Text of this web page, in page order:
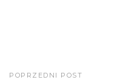
POPRZEDNI POST